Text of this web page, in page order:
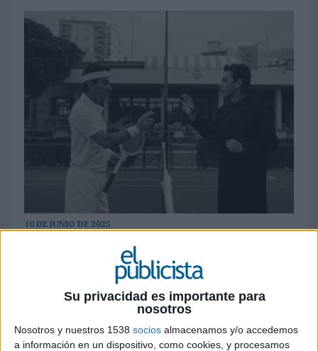
Su privacidad es importante para
nosotros
Nosotros y nuestros 1538 socios almacenamos y/o accedemos
a información en un dispositivo, como cookies, y procesamos
10 DE JUNIO DE 2025
El humorista, actor y presentador de
televisión ha sorprendido a sus seguidores
con un divertido sketch en el que mezcla sus
dos pasiones para presentar su nueva marca